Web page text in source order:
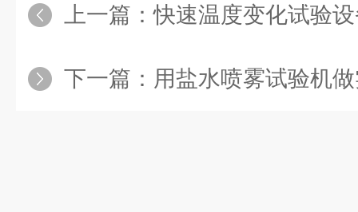
上一篇：快速温度变化试验
下一篇： 用盐水喷雾试验机做实验